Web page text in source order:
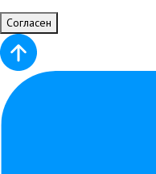
Согласен